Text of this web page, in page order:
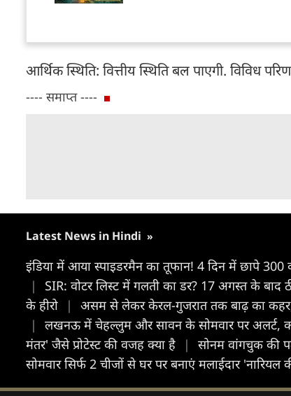
आर्थिक स्थिति: वित्तीय स्थिति बल पाएगी. विविध
---- समाप्त ----
Latest News in Hindi »
इंडिया में आया स्पाइडरमैन का तूफान! 4 दिन में छापे 300
|
SIR: वोटर लिस्ट में गलती का डर? 17 अगस्त के बाद
के हीरो
| असम से लेकर केरल-गुजरात तक बाढ़ का कहर,
|
लखनऊ में चेहल्लुम और सावन के सोमवार पर अलर्ट,
मंतर' जैसे प्रोटेस्ट की वजह क्या है
| सोनम वांगचुक की
सोमवार सिर्फ 2 चीजों से घर पर बनाएं मलाईदार 'नारियल